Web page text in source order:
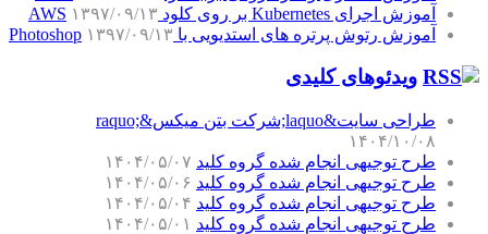
آموزش اجرای Kubernetes بر روی کلود AWS
۱۳۹۷/۰۹/۱۳
آموزش رتوش پرتره های استدیویی با Photoshop ۱۳۹۷/۰۹/۱۳
ویدئوهای کلیدی
طراحی سایت&laquo;شرکت بتن میکس&raquo;
۱۴۰۴/۱۰/۰۸
طرح توجیهی انجام شده گروه کلید ۱۴۰۴/۰۵/۰۷
طرح توجیهی انجام شده گروه کلید ۱۴۰۴/۰۵/۰۶
طرح توجیهی انجام شده گروه کلید ۱۴۰۴/۰۵/۰۴
طرح توجیهی انجام شده گروه کلید ۱۴۰۴/۰۵/۰۱